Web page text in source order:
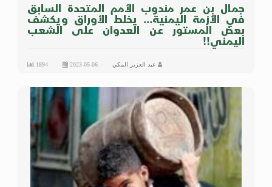
جمال بن عمر مندوب الأمم المتحدة السابق
في الأزمة اليمنية... يخلط الأوراق ويكشف
بعض المستور عن العدوان على الشعب
اليمني!!
عبد العزيز المكي 2023-05-06
1894